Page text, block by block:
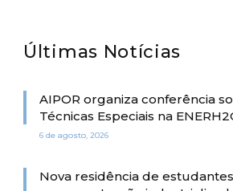
Últimas Notícias
AIPOR organiza conferência
Técnicas Especiais na
6 de agosto, 2026
Nova residência de